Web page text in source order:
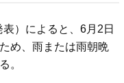
）によると、6月2日
め、雨または雨朝晩
。